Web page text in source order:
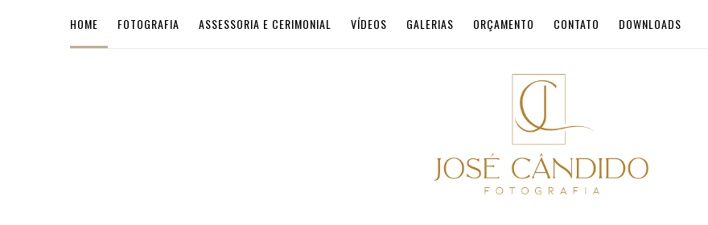
HOME FOTOGRAFIA ASSESSORIA E CERIMONIAL VÍDEOS GALERIAS ORÇAMENTO CONTATO DOWNLOADS